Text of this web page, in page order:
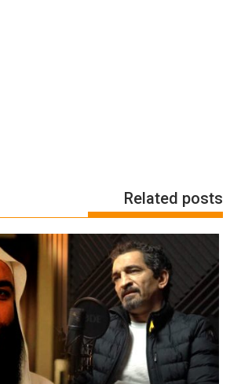
Related posts